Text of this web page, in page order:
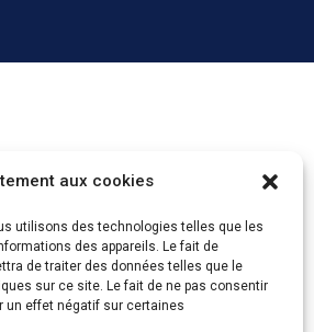
aux cookies
utilisons des technologies telles que les
des appareils. Le fait de
de traiter des données telles que le
sur ce site. Le fait de ne pas consentir
un effet négatif sur certaines